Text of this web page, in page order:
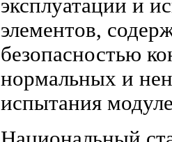
эксплуатации и
элементов,
безопасностью
нормальных и
испытания